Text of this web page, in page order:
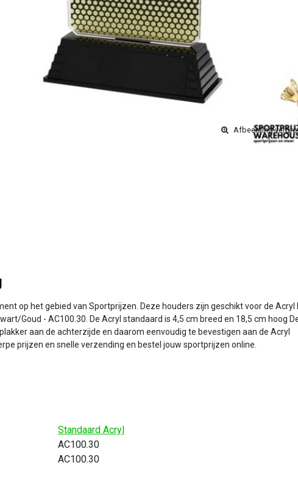
Afbeelding
op het gebied van Sportprijzen. Deze houders zijn geschikt voor de Acryl
Goud - AC100.30. De Acryl standaard is 4,5 cm breed en 18,5 cm hoog
aan de achterzijde en daarom eenvoudig te bevestigen aan de Acryl
prijzen en snelle verzending en bestel jouw sportprijzen online.
Standaard Acryl
AC100.30
AC100.30
Disc Afslagen